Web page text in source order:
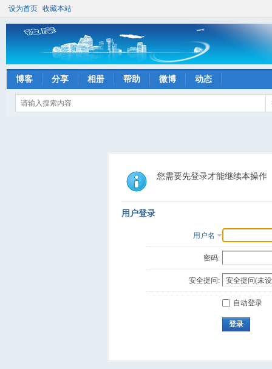
设为首页 收藏本站
博客 分享 相册 帮助 微博 动态
您需要先登录才能继续本操作
用户登录
用户名
密码:
安全提问:
自动登录
登录